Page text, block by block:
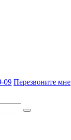
09 Перезвоните мне